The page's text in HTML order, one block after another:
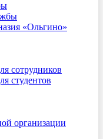
«Ольгино»
сотрудников
студентов
организации